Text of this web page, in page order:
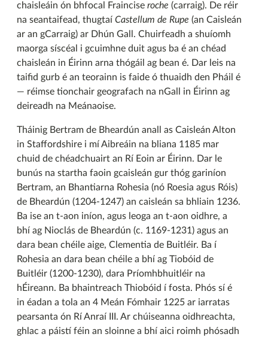
chaisleáin ón bhfocal Fraincise roche (carraig). De réir
na seantaifead, thugtaí Castellum de Rupe (an Caisleán
ar an gCarraig) ar Dhún Gall. Chuirfeadh a shuíomh
maorga síscéal i gcuimhne duit agus ba é an chéad
chaisleán in Éirinn arna thógáil ag bean é. Dar leis na
taifid gurb é an teorainn is faide ó thuaidh den Pháil é
— réimse tionchair geografach na nGall in Éirinn ag
deireadh na Meánaoise.
Tháinig Bertram de Bheardún anall as Caisleán Alton
in Staffordshire i mí Aibreáin na bliana 1185 mar
chuid de chéadchuairt an Rí Eoin ar Éirinn. Dar le
bunús na startha faoin gcaisleán gur thóg gariníon
Bertram, an Bhantiarna Rohesia (nó Roesia agus Róis)
de Bheardún (1204-1247) an caisleán sa bhliain 1236.
Ba ise an t-aon iníon, agus leoga an t-aon oidhre, a
bhí ag Nioclás de Bheardún (c. 1169-1231) agus an
dara bean chéile aige, Clementia de Buitléir. Ba í
Rohesia an dara bean chéile a bhí ag Tiobóid de
Buitléir (1200-1230), dara Príomhbhuitléir na
hÉireann. Ba bhaintreach Thiobóid í fosta. Phós sí é
in éadan a tola an 4 Meán Fómhair 1225 ar iarratas
pearsanta ón Rí Anraí III. Ar chúiseanna oidhreachta,
ghlac a páistí féin an sloinne a bhí aici roimh phósadh